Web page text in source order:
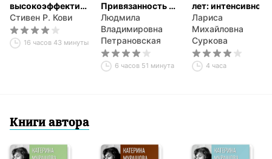
высокоэффективных
семей
Стивен Р. Кови
16 часов 43 минуты
Привязанность в
жизни ребенка
Людмила
Владимировна
Петрановская
6 часов 51 минута
лет: интенсивное
воспитание
Лариса
Михайловна
Суркова
4 часа
Книги автора